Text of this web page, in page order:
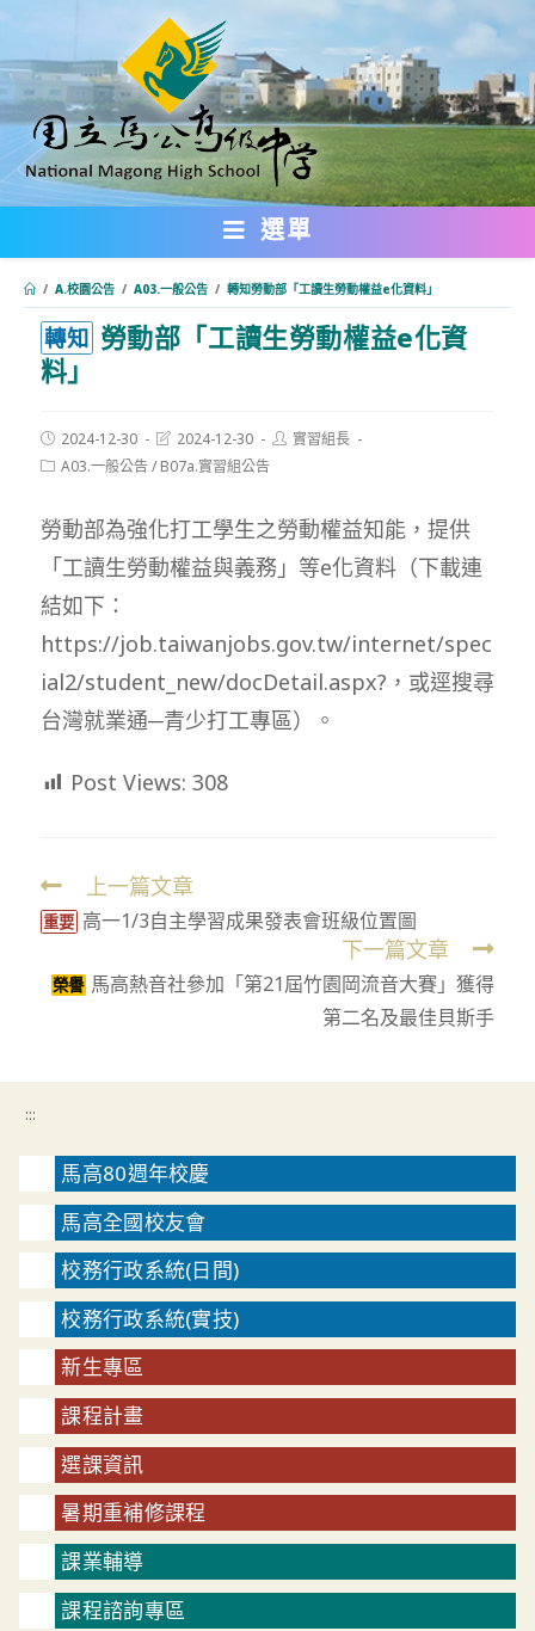
轉
主
要
內
選單
/ A.校園公告 / A03.一般公告 / 轉知勞動部「工讀生勞動權益e化資料」
轉知 勞動部「工讀生勞動權益e化資
料」
Post
published:
2024-12-30
Post
modified:
2024-12-30
Post實習組長
PostA03.一般公告/ B07a.實習組公告
勞動部為強化打工學生之勞動權益知能，提供
「工讀生勞動權益與義務」等e化資料（下載連
結如下：
https://job.taiwanjobs.gov.tw/internet/spec
ial2/student_new/docDetail.aspx?，或逕搜尋
台灣就業通─青少打工專區）。
Post Views: 308
Read
more
上一篇文章
重要 高一1/3自主學習成果發表會班級位置圖
下一篇文章
榮譽 馬高熱音社參加「第21屆竹園岡流音大賽」獲得
第二名及最佳貝斯手
:::
馬高80週年校慶
馬高全國校友會
校務行政系統(日間)
校務行政系統(實技)
新生專區
課程計畫
選課資訊
暑期重補修課程
課業輔導
課程諮詢專區